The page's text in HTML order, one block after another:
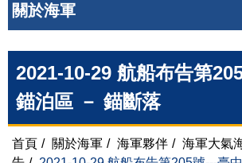
關於海軍
2021-10-29 航船布告第
錨泊區 － 錨斷落
首頁 / 關於海軍 / 海軍夥伴 / 海軍大氣